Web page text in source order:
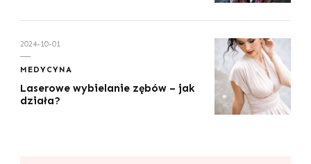
2024-10-01
MEDYCYNA
Laserowe wybielanie zębów – jak
działa?